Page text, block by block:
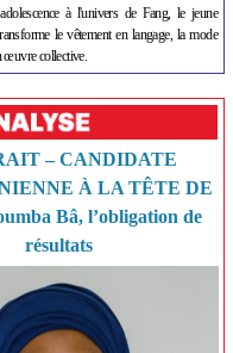
à l'univers de Fang, le jeune
le vêtement en langage, la mode
œuvre collective.
– CANDIDATE
À LA TÊTE DE
Bâ, l’obligation de
résultats